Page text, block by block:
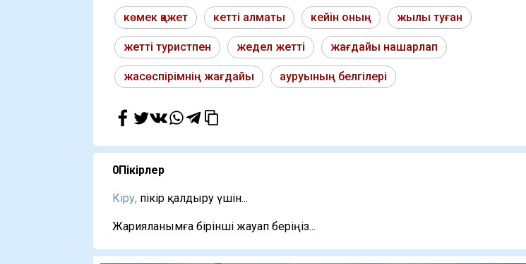
көмек қажет кетті алматы кейін оның жылы туған
жетті туристпен жедел жетті жағдайы нашарлап
жасөспірімнің жағдайы ауруының белгілері
0Пікірлер
Кіру, пікір қалдыру үшін...
Жарияланымға бірінші жауап беріңіз...